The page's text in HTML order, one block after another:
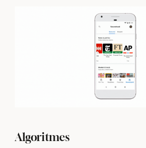
Algoritmes